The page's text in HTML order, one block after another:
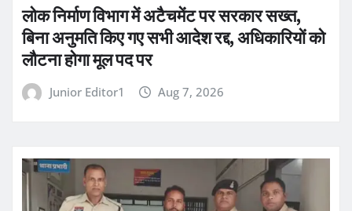
लोक निर्माण विभाग में अटैचमेंट पर सरकार सख्त,
बिना अनुमति किए गए सभी आदेश रद्द, अधिकारियों को
लौटना होगा मूल पद पर
Junior Editor1 Aug 7, 2026